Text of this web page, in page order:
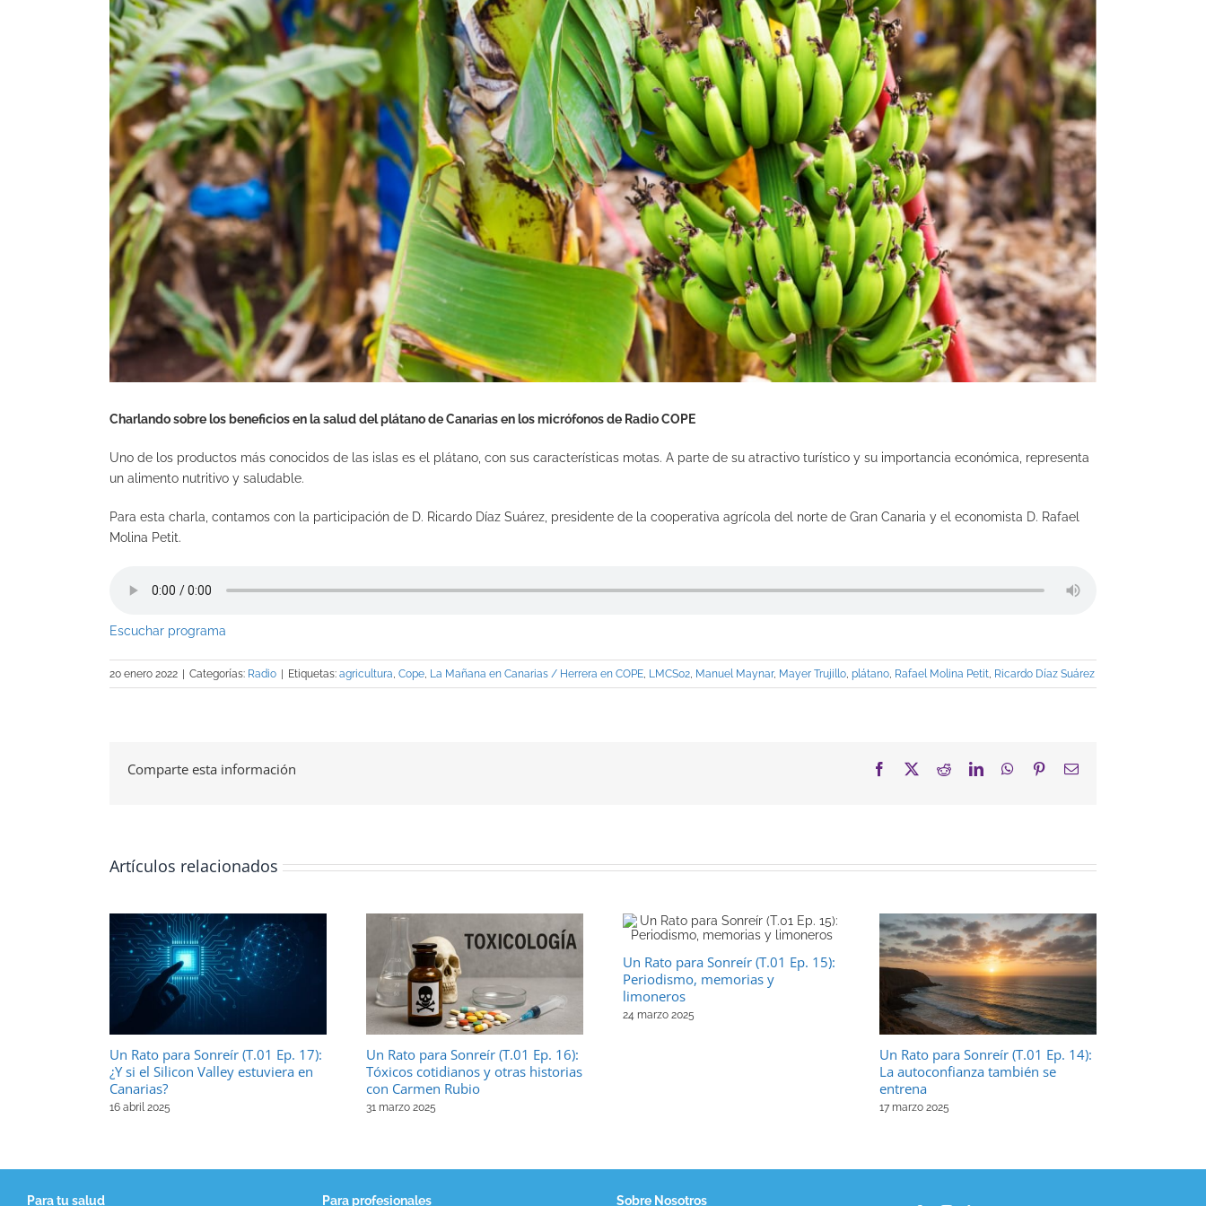
Charlando sobre los beneficios en la salud del plátano de Canarias en los micrófonos de Radio COPE
Uno de los productos más conocidos de las islas es el plátano, con sus características motas. A parte de su atractivo turístico y su importancia económica, representa
un alimento nutritivo y saludable.
Para esta charla, contamos con la participación de D. Ricardo Díaz Suárez, presidente de la cooperativa agrícola del norte de Gran Canaria y el economista D. Rafael
Molina Petit.
Escuchar programa
20 enero 2022 Categorías: Radio Etiquetas: agricultura, Cope, La Mañana en Canarias / Herrera en COPE, LMCS02, Manuel Maynar, Mayer Trujillo, plátano, Rafael Molina Petit, Ricardo Díaz Suárez
Comparte esta información Facebook RedditLinkedInWhatsApp
PinterestCorreo
Artículos relacionados
Un Rato para Sonreír (T.01 Ep. 17):
¿Y si el Silicon Valley estuviera en
Canarias?
16 abril 2025
Un Rato para Sonreír (T.01 Ep. 16):
Tóxicos cotidianos y otras historias
con Carmen Rubio
31 marzo 2025
Un Rato para Sonreír (T.01 Ep. 15):
Periodismo, memorias y
limoneros
24 marzo 2025
Un Rato para Sonreír (T.01 Ep. 14):
La autoconfianza también se
entrena
17 marzo 2025
Para tu salud Para profesionales Sobre Nosotros